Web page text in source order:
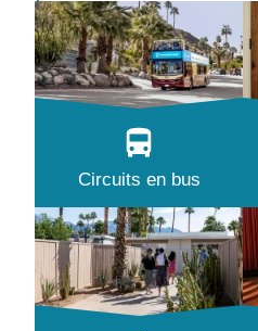
Circuits en bus